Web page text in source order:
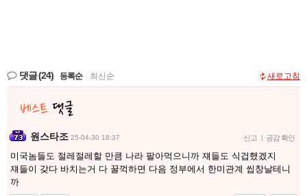
댓글(24) 등록순 최신순 새로고침
원스타조 25-04-30 18:37 신고 | 공감 확인
미국놈들도 절레절레할 만큼 나라 팔아먹으니까 쟤들도 식겁했겠지
쟤들이 갖다 바치는거 다 꿀꺽하면 다음 정부에서 한미관계 씹창날테니
까